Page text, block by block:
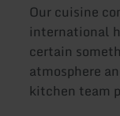
Our cuisine
international
certain
atmosphere
kitchen team